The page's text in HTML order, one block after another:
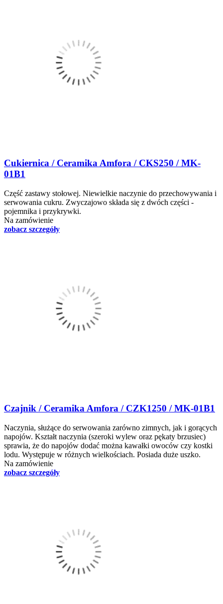
Cukiernica / Ceramika Amfora / CKS250 / MK-
01B1
Część zastawy stołowej. Niewielkie naczynie do przechowywania i
serwowania cukru. Zwyczajowo składa się z dwóch części -
pojemnika i przykrywki.
Na zamówienie
zobacz szczegóły
Czajnik / Ceramika Amfora / CZK1250 / MK-01B1
Naczynia, służące do serwowania zarówno zimnych, jak i gorących
napojów. Kształt naczynia (szeroki wylew oraz pękaty brzusiec)
sprawia, że do napojów dodać można kawałki owoców czy kostki
lodu. Występuje w różnych wielkościach. Posiada duże uszko.
Na zamówienie
zobacz szczegóły